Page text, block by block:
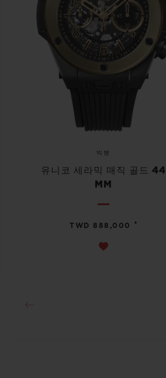
빅뱅
유니코 세라믹 매직 골드 44
MM
TWD 888,000 •